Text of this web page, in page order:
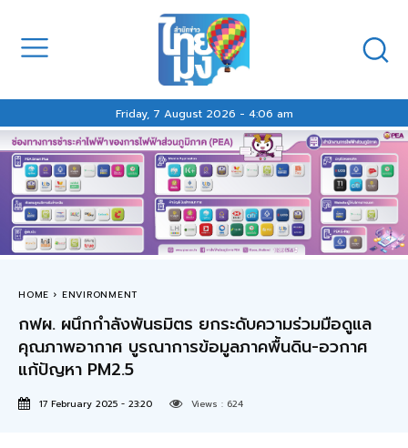
Friday, 7 August 2026 - 4:06 am
HOME ENVIRONMENT
กฟผ. ผนึกกำลังพันธมิตร ยกระดับความร่วมมือดูแล
คุณภาพอากาศ บูรณาการข้อมูลภาคพื้นดิน-อวกาศ
แก้ปัญหา PM2.5
17 February 2025 - 23:20 Views : 624